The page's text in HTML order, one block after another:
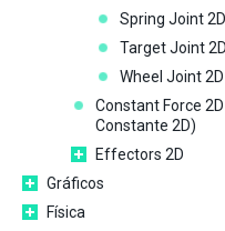
Spring Joint 2D
Target Joint 2D
Wheel Joint 2D
Constant Force
Constante 2D)
Effectors 2D
Gráficos
Física